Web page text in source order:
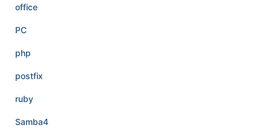
office
PC
php
postfix
ruby
Samba4